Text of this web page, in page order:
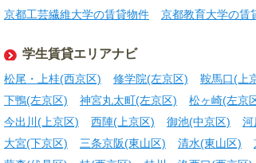
京都工芸繊維大学の賃貸物件
京都教育大学の賃
学生賃貸エリアナビ
松尾・上桂(西京区) 修学院(左京区) 鞍馬口(上
下鴨(左京区)
神宮丸太町(左京区) 松ヶ崎(左京
今出川(上京区)
西陣(上京区) 御池(中京区) 河
大宮(下京区)
三条京阪(東山区) 清水(東山区)